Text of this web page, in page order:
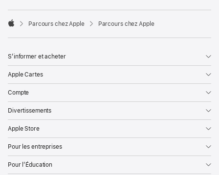

Parcours chez Apple Parcours chez Apple
S’informer et acheter
Apple Cartes
Compte
Divertissements
Apple Store
Pour les entreprises
Pour l’Éducation